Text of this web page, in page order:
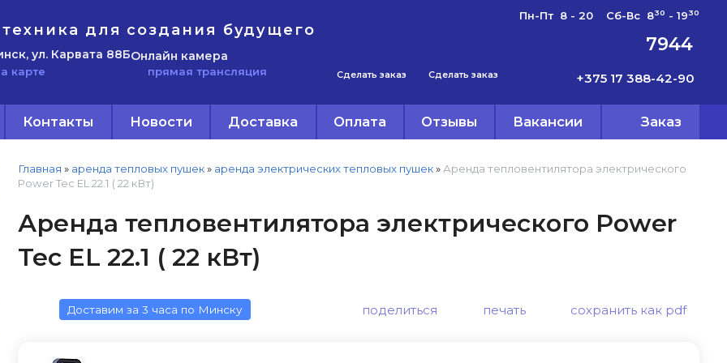
для создания будущего
ул. Карвата 88Б
карте
Онлайн камера
прямая трансляция Сделать заказ Сделать заказ
Пн-Пт 8 - 20 Сб-Вс 830 - 1930
7944
+375 17 388-42-90
Контакты Новости Доставка Оплата Отзывы Вакансии Заказ
Главная » аренда тепловых пушек » аренда электрических тепловых пушек » Аренда тепловентилятора электрического
Power Tec EL 22.1 ( 22 кВт)
Аренда тепловентилятора электрического Power
Tec EL 22.1 ( 22 кВт)
Доставим за 3 часа по Минску поделиться печать сохранить как pdf